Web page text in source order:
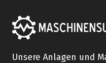
Unsere Anlagen und